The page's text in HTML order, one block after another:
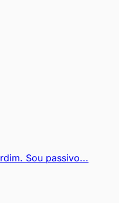
Sou passivo...